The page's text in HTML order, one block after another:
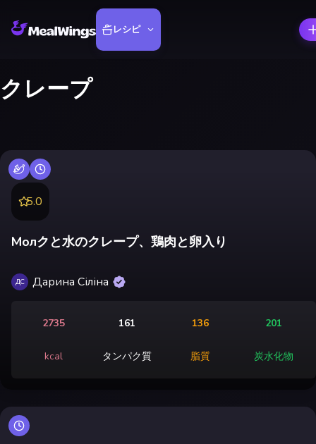
レシピ
クレープ
5.0
Молクと水のクレープ、鶏肉と卵入り
ДС Дарина Сіліна
2735
kcal
161
タンパク質
136
脂質
201
炭水化物